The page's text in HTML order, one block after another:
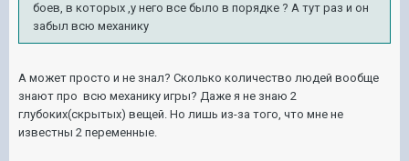
боев, в которых ,у него все было в порядке ? А тут раз и он
забыл всю механику
А может просто и не знал? Сколько количество людей вообще
знают про всю механику игры? Даже я не знаю 2
глубоких(скрытых) вещей. Но лишь из-за того, что мне не
известны 2 переменные.